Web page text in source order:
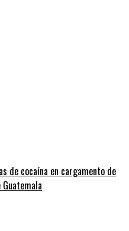
de cocaína en cargamento de